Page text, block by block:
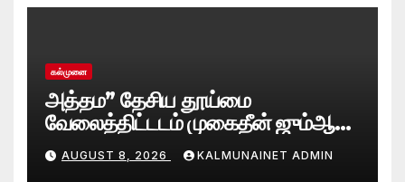
கல்முனை
அத்தம” தேசிய தூய்மை
வேலைத்திட்டடம் முகைதீன் ஜும்ஆ
பெரிய பள்ளிவாசல்
வளாகத்தில்; களத்தில் இறங்கிய
AUGUST 8, 2026 KALMUNAINET ADMIN